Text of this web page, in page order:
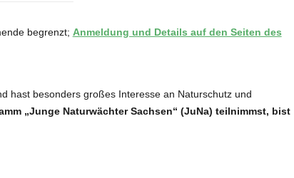
begrenzt; Anmeldung und Details auf den Seiten des
hast besonders großes Interesse an Naturschutz und
„Junge Naturwächter Sachsen“ (JuNa) teilnimmst, bist